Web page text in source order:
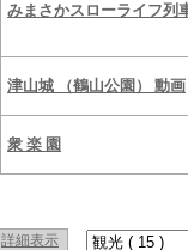
みまさかスローライフ列
津山城 （鶴山公園） 動画
衆 楽 園
詳細表示